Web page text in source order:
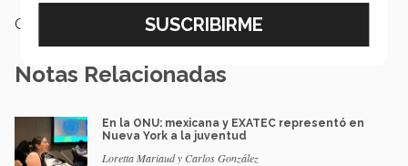
Categoría:
Notas Relacionadas
En la ONU: mexicana y EXATEC representó en
Nueva York a la juventud
Loretta Mariaud y Carlos González